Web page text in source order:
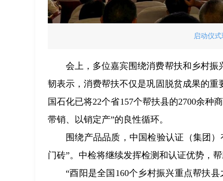
启动仪
会上，多位嘉宾围绕消费帮扶和乡村
韧表示，消费帮扶不仅是巩固脱贫成果的
国石化已将22个省157个帮扶县的2700余种
带销、以销定产”的良性循环。
围绕产品品质，中国检验认证（集团
门砖”。中检将继续发挥检测和认证优势，
“酉阳是全国160个乡村振兴重点帮扶